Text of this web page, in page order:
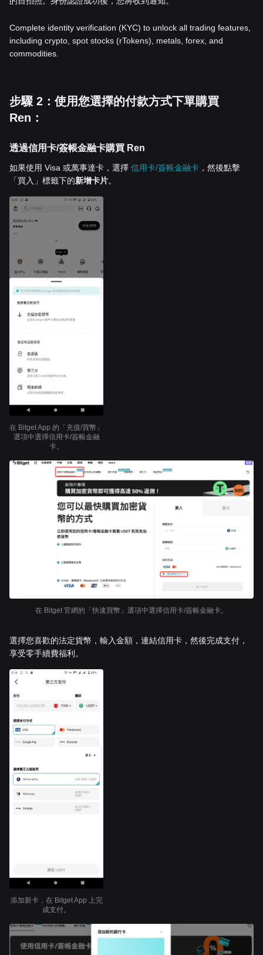
Complete identity verification (KYC) to unlock all trading features,
including crypto, spot stocks (rTokens), metals, forex, and
commodities.
步驟 2：使用您選擇的付款方式下單購買
Ren：
透過信用卡/簽帳金融卡購買 Ren
如果使用 Visa 或萬事達卡，選擇 信用卡/簽帳金融卡 ，然後點擊
「買入」標籤下的新增卡片。
在 Bitget App 的「充值/買幣」
選項中選擇信用卡/簽帳金融
卡。
在 Bitget 官網的「快速買幣」選項中選擇信用卡/簽帳金融卡。
選擇您喜歡的法定貨幣，輸入金額，連結信用卡，然後完成支付，
享受零手續費福利。
添加新卡，在 Bitget App 上完
成支付。